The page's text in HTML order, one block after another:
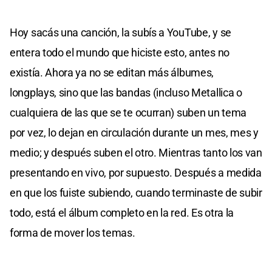
Hoy sacás una canción, la subís a YouTube, y se
entera todo el mundo que hiciste esto, antes no
existía. Ahora ya no se editan más álbumes,
longplays, sino que las bandas (incluso Metallica o
cualquiera de las que se te ocurran) suben un tema
por vez, lo dejan en circulación durante un mes, mes y
medio; y después suben el otro. Mientras tanto los van
presentando en vivo, por supuesto. Después a medida
en que los fuiste subiendo, cuando terminaste de subir
todo, está el álbum completo en la red. Es otra la
forma de mover los temas.